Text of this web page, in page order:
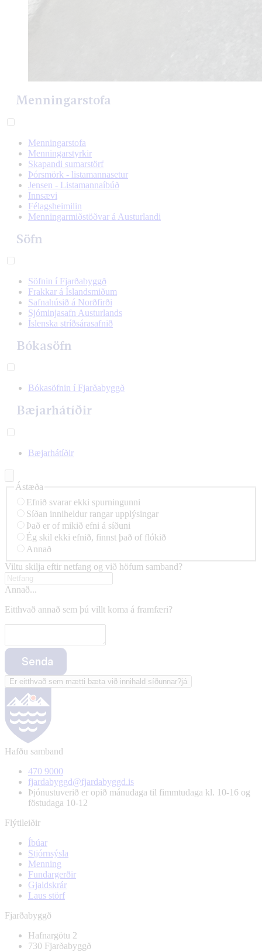
Menningarstofa
Menningarstofa
Menningarstyrkir
Skapandi sumarstörf
Þórsmörk - listamannasetur
Jensen - Listamannaíbúð
Innsævi
Félagsheimilin
Menningarmiðstöðvar á Austurlandi
Söfn
Söfnin í Fjarðabyggð
Frakkar á Íslandsmiðum
Safnahúsið á Norðfirði
Sjóminjasafn Austurlands
Íslenska stríðsárasafnið
Bókasöfn
Bókasöfnin í Fjarðabyggð
Bæjarhátíðir
Bæjarhátíðir
Ástæða
Efnið svarar ekki spurningunni
Síðan inniheldur rangar upplýsingar
Það er of mikið efni á síðuni
Ég skil ekki efnið, finnst það of flókið
Annað
Viltu skilja eftir netfang og við höfum samband?
Annað...
Eitthvað annað sem þú villt koma á framfæri?
Senda
Er eitthvað sem mætti bæta við innihald síðunnar?já
Hafðu samband
470 9000
fjardabyggd@fjardabyggd.is
Þjónustuverið er opið mánudaga til fimmtudaga kl. 10-16 og
föstudaga 10-12
Flýtileiðir
Íbúar
Stjórnsýsla
Menning
Fundargerðir
Gjaldskrár
Laus störf
Fjarðabyggð
Hafnargötu 2
730 Fjarðabyggð